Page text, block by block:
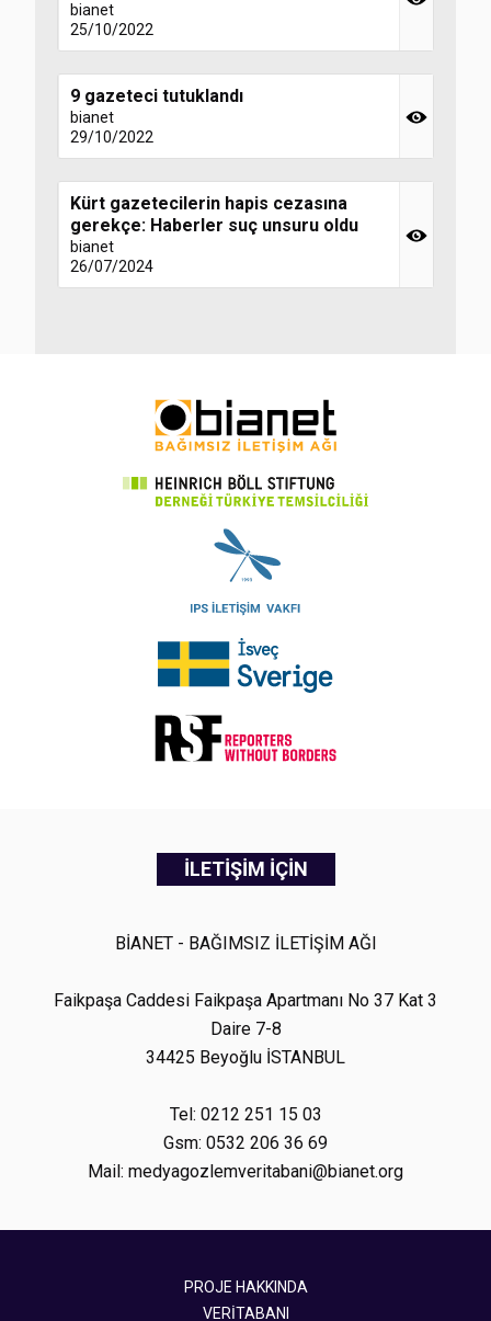
bianet
25/10/2022
9 gazeteci tutuklandı
bianet
29/10/2022
Kürt gazetecilerin hapis cezasına
gerekçe: Haberler suç unsuru oldu
bianet
26/07/2024
İLETİŞİM İÇİN
BİANET - BAĞIMSIZ İLETİŞİM AĞI
Faikpaşa Caddesi Faikpaşa Apartmanı No 37 Kat 3
Daire 7-8
34425 Beyoğlu İSTANBUL
Tel: 0212 251 15 03
Gsm: 0532 206 36 69
Mail: medyagozlemveritabani@bianet.org
PROJE HAKKINDA
VERİTABANI